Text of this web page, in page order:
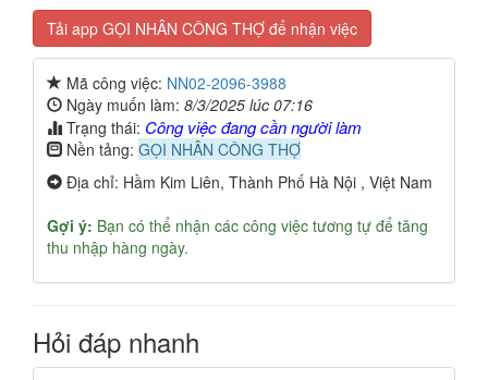
Tải app GỌI NHÂN CÔNG THỢ để nhận việc
Mã công việc: NN02-2096-3988
Ngày muốn làm: 8/3/2025 lúc 07:16
Trạng thái: Công việc đang cần người làm
Nền tảng: GỌI NHÂN CÔNG THỢ
Địa chỉ: Hầm Kim Liên, Thành Phố Hà Nội , Việt Nam
Gợi ý: Bạn có thể nhận các công việc tương tự để tăng
thu nhập hàng ngày.
Hỏi đáp nhanh